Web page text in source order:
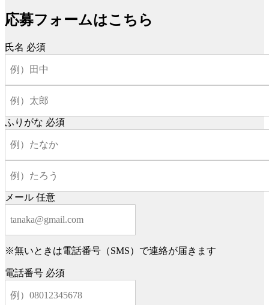
応募フォームはこちら
氏名 必須
ふりがな 必須
メール 任意
※無いときは電話番号（SMS）で連絡が届きます
電話番号 必須